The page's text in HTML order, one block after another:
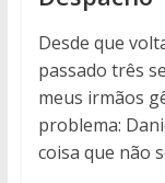
Desde que
passado três
meus irmãos
problema:
coisa que não